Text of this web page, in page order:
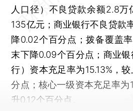
人口径）不良贷款余额2.8万
135亿元；商业银行不良贷款
降0.02个百分点；拨备覆盖
末下降0.09个百分点；商业
行）资本充足率为15.13%，
分点；核心一级资本充足率为
升0.12个百分点。